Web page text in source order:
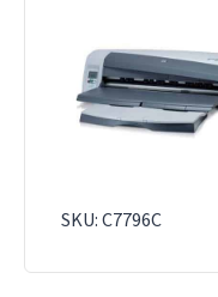
SKU: C7796C